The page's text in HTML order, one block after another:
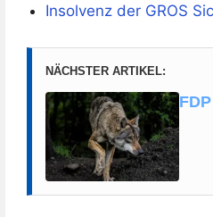
Insolvenz der GROS
NÄCHSTER ARTIKEL: